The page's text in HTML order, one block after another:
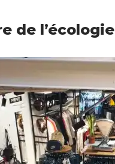
de l’écologie